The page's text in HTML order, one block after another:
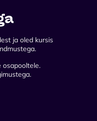
ja oled kursis
osapooltele.